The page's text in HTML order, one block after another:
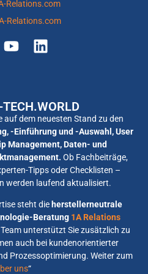
Relations.com
Relations.com
auf dem neuesten Stand zu den
-Einführung und -Auswahl, User
Management, Daten- und
Ob Fachbeiträge,
Tipps oder Checklisten –
werden laufend aktualisiert.
steht die herstellerneutrale
Beratung 1A Relations
unterstützt Sie zusätzlich zu
auch bei kundenorientierter
Prozessoptimierung. Weiter zum
uns“